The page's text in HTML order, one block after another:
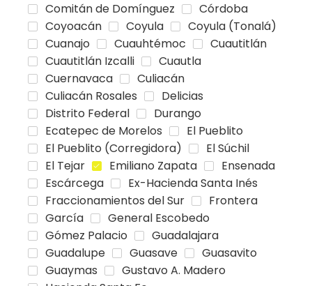
Comitán de Domínguez
Córdoba
Coyoacán
Coyula
Coyula (Tonalá)
Cuanajo
Cuauhtémoc
Cuautitlán
Cuautitlán Izcalli
Cuautla
Cuernavaca
Culiacán
Culiacán Rosales
Delicias
Distrito Federal
Durango
Ecatepec de Morelos
El Pueblito
El Pueblito (Corregidora)
El Súchil
El Tejar
Emiliano Zapata
Ensenada
Escárcega
Ex-Hacienda Santa Inés
Fraccionamientos del Sur
Frontera
García
General Escobedo
Gómez Palacio
Guadalajara
Guadalupe
Guasave
Guasavito
Guaymas
Gustavo A. Madero